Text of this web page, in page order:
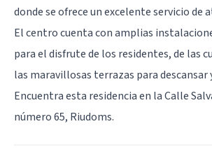
donde se ofrece un excelente servicio de
El centro cuenta con amplias
para el disfrute de los residentes, de las
las maravillosas terrazas para
Encuentra esta residencia en la Calle
número 65, Riudoms.